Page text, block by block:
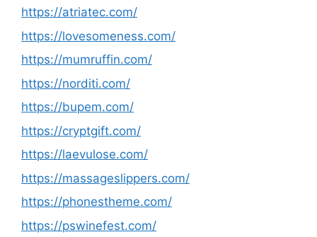
https://atriatec.com/
https://lovesomeness.com/
https://mumruffin.com/
https://norditi.com/
https://bupem.com/
https://cryptgift.com/
https://laevulose.com/
https://massageslippers.com/
https://phonestheme.com/
https://pswinefest.com/